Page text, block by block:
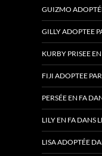
GUIZMO
GILLY ADOPTEE
KURBY PRISEE
FIJI ADOPTEE
PERSÉE EN FA
LILY EN FA DANS
LISA ADOPTÉE